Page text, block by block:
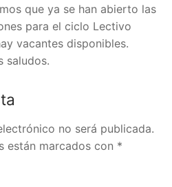
que ya se han abierto las
para el ciclo Lectivo
vacantes disponibles.
saludos.
no será publicada.
están marcados con *